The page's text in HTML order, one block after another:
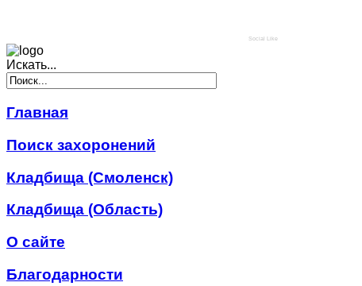
Social Like
Искать...
Главная
Поиск захоронений
Кладбища (Смоленск)
Кладбища (Область)
О сайте
Благодарности